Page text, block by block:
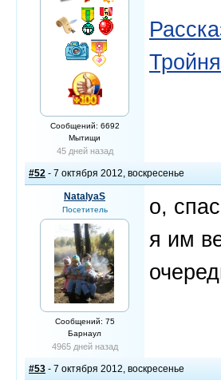
Сообщений: 6692
Мытищи
45 дней назад
#52 - 7 октября 2012, воскресенье
NatalyaS
Посетитель
Сообщений: 75
Барнаул
4965 дней назад
о,
я им
#53 - 7 октября 2012, воскресенье